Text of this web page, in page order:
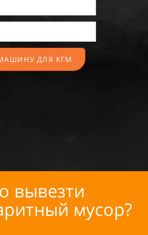
ДЛЯ КГМ
вывезти
мусор?